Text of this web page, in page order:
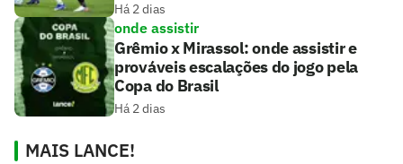
Há 2 dias
onde assistir
Grêmio x Mirassol: onde assistir e
prováveis escalações do jogo pela
Copa do Brasil
Há 2 dias
MAIS LANCE!